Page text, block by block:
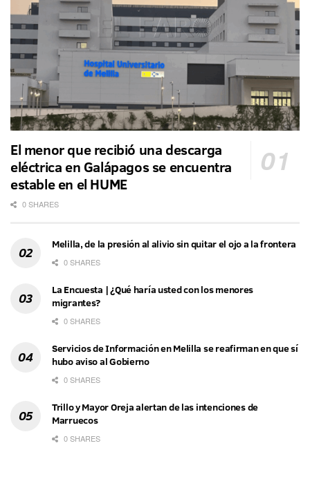
El menor que recibió una descarga
eléctrica en Galápagos se encuentra
estable en el HUME
0 SHARES
Melilla, de la presión al alivio sin quitar el ojo a la frontera
0 SHARES
La Encuesta | ¿Qué haría usted con los menores
migrantes?
0 SHARES
Servicios de Información en Melilla se reafirman en que sí
hubo aviso al Gobierno
0 SHARES
Trillo y Mayor Oreja alertan de las intenciones de
Marruecos
0 SHARES